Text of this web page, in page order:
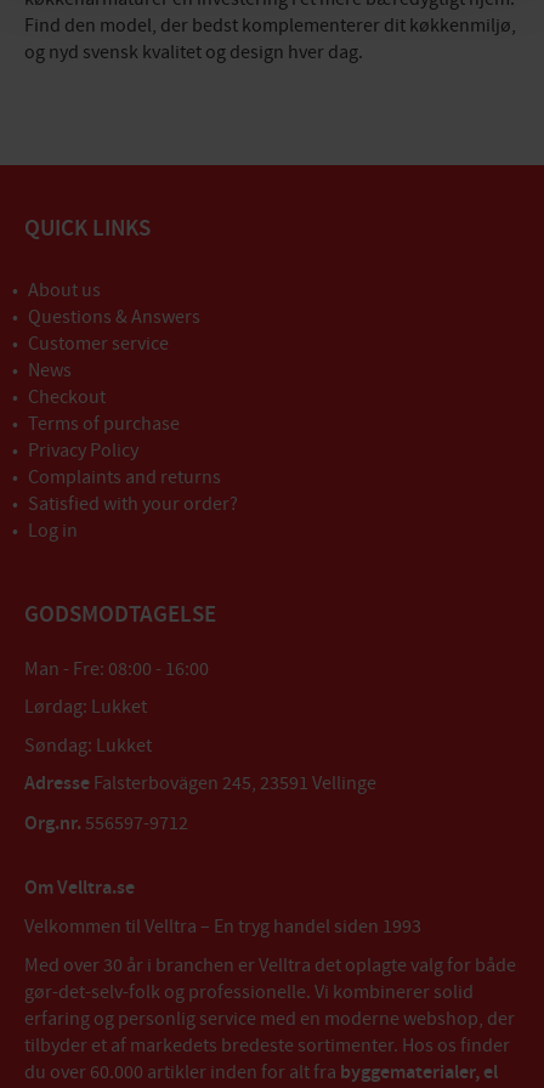
Find den model, der bedst komplementerer dit køkkenmiljø,
og nyd svensk kvalitet og design hver dag.
QUICK LINKS
About us
Questions & Answers
Customer service
News
Checkout
Terms of purchase
Privacy Policy
Complaints and returns
Satisfied with your order?
Log in
GODSMODTAGELSE
Man - Fre: 08:00 - 16:00
Lørdag: Lukket
Søndag: Lukket
Adresse Falsterbovägen 245, 23591 Vellinge
Org.nr. 556597-9712
Om Velltra.se
Velkommen til Velltra – En tryg handel siden 1993
Med over 30 år i branchen er Velltra det oplagte valg for både
gør-det-selv-folk og professionelle. Vi kombinerer solid
erfaring og personlig service med en moderne webshop, der
tilbyder et af markedets bredeste sortimenter. Hos os finder
du over 60.000 artikler inden for alt fra byggematerialer, el